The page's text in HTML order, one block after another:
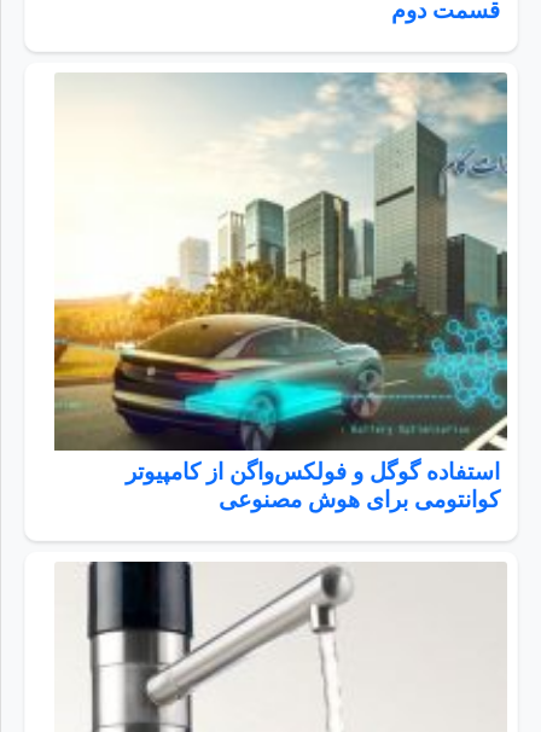
قسمت دوم
استفاده گوگل و فولکس‌واگن از کامپیوتر
کوانتومی برای هوش مصنوعی